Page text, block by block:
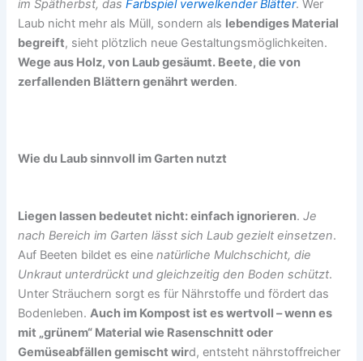
im Spätherbst, dasFarbspiel verwelkender Blätter. Wer
Laub nicht mehr als Müll, sondern als lebendiges Material
begreift, sieht plötzlich neue Gestaltungsmöglichkeiten.
Wege aus Holz, von Laub gesäumt. Beete, die von
zerfallenden Blättern genährt werden.
Wie du Laub sinnvoll im Garten nutzt
Liegen lassen bedeutet nicht: einfach ignorieren.Je
nach Bereich im Garten lässt sich Laub gezielt einsetzen.
Auf Beeten bildet es einenatürliche Mulchschicht, die
Unkraut unterdrückt und gleichzeitig den Boden schützt.
Unter Sträuchern sorgt es für Nährstoffe und fördert das
Bodenleben.Auch im Kompost ist es wertvoll – wenn es
mit „grünem“ Material wie Rasenschnitt oder
Gemüseabfällen gemischt wird, entsteht nährstoffreicher